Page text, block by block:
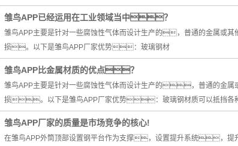
雏鸟APP已经运用在工业领域当中？
雏鸟APP主要是针对一些腐蚀性气体而设计生产的，普通的金属
损。以下是雏鸟APP厂家优势：玻璃钢材
雏鸟APP比金属材质的优点？
雏鸟APP主要是针对一些腐蚀性气体而设计生产的，普通的金
损。以下是雏鸟APP厂家优势：玻璃钢材质可以抵挡
雏鸟APP厂家的质量是市场竞争的核心!
在雏鸟APP外筒顶部设置钢平台作为支撑，设置提升系统，